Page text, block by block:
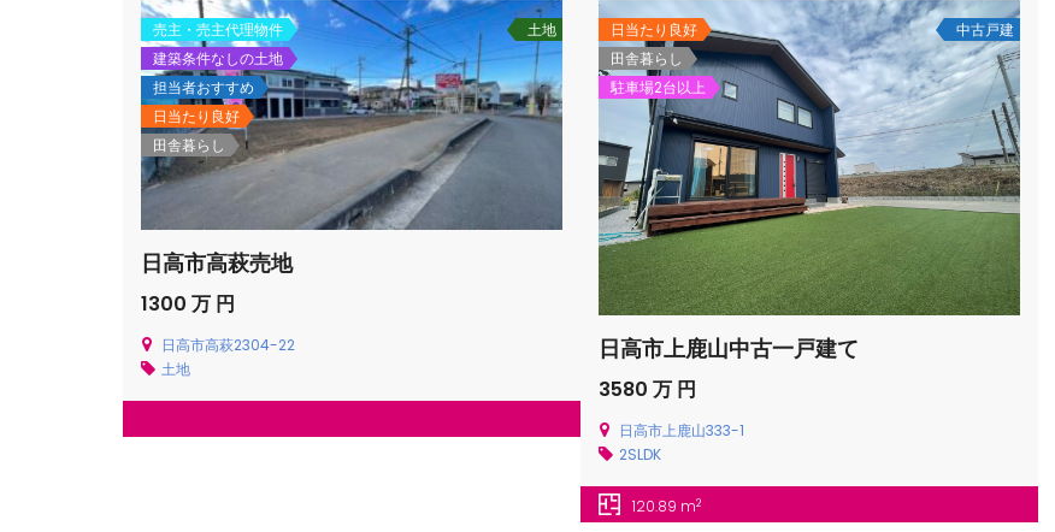
売主・売主代理物件
建築条件なしの土地
担当者おすすめ
日当たり良好
田舎暮らし
土地
日高市高萩売地
1300 万 円
日高市高萩2304-22
土地
日当たり良好
田舎暮らし
駐車場2台以上
中古戸建
日高市上鹿山中古一戸建て
3580 万 円
日高市上鹿山333-1
2SLDK
120.89 m2